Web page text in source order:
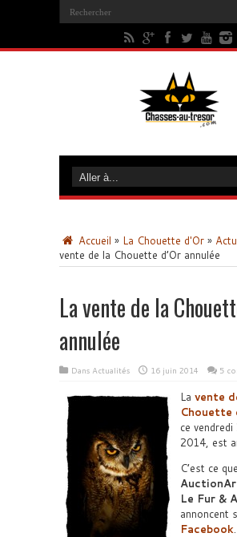
Accueil » La Chouette d'Or »
vente de la Chouette d’Or annulée
La vente de la
annulée
Dans Actualités 16 juin 2014 5
La vente
Chouette
ce
2014, est
C’est ce que
Le Fur &
annoncent
Facebook.